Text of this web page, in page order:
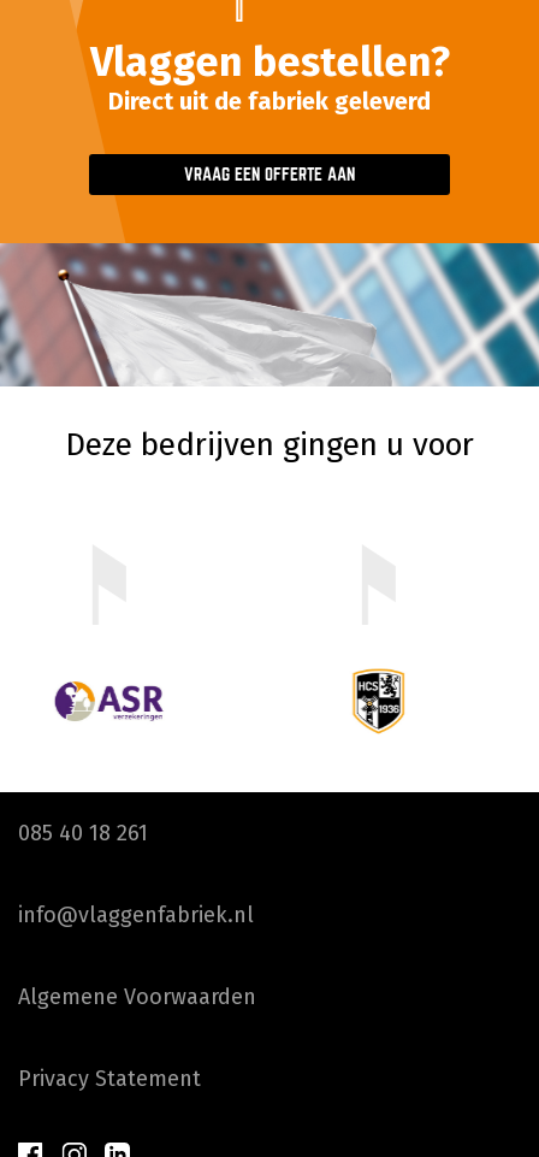
Vlaggen bestellen?
Direct uit de fabriek geleverd
VRAAG EEN OFFERTE AAN
Deze bedrijven gingen u voor
085 40 18 261
info@vlaggenfabriek.nl
Algemene Voorwaarden
Privacy Statement